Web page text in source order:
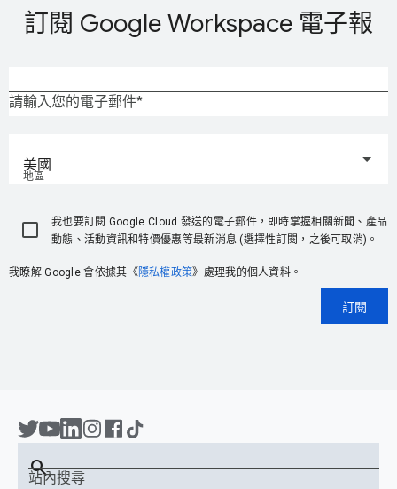
訂閱 Google Workspace 電子報
請輸入您的電子郵件
地區
美國
我也要訂閱 Google Cloud 發送的電子郵件，即時掌握相關新聞、產品
動態、活動資訊和特價優惠等最新消息 (選擇性訂閱，之後可取消)。
我瞭解 Google 會依據其《隱私權政策》處理我的個人資料。
訂閱
站內搜尋
search